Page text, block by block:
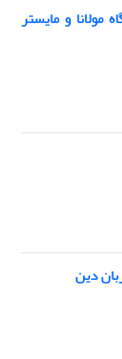
مولانا و مایستر
دین